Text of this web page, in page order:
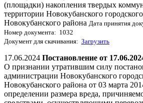
(площадки) накопления твердых
территории Новокубанского
Новокубанского района Дата принятия
Номер документа: 1032
Документ для скачивания: Загрузить
17.06.2024 Постановление от
О признании утратившим силу
администрации Новокубанского
Новокубанского района от 03 марта
определении размера вреда,